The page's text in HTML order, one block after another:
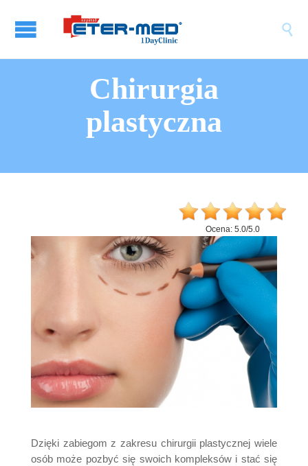

Chirurgia
plastyczna
Ocena: 5.0/5.0
Dzięki zabiegom z zakresu chirurgii plastycznej wiele
osób może pozbyć się swoich kompleksów i stać się